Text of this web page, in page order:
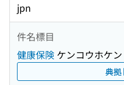
jpn
件名標目
健康保険 ケンコウホケン
典拠